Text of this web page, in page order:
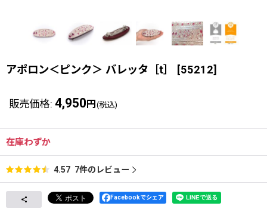
アポロン＜ピンク＞ バレッタ［t］ [55212]
販売価格: 4,950 円 (税込)
在庫わずか
4.57 7件のレビュー
Facebookでシェア